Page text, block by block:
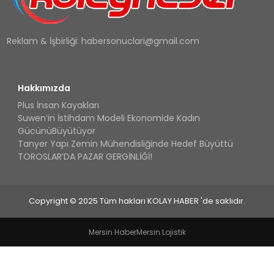
Reklam & İşbirliği: habersonuclari@gmail.com
Hakkımızda
Plus İnsan Kayakları
Suwen’in İstihdam Modeli Ekonomide Kadın
GücünüBüyütüyor
Tanyer Yapı Zemin Mühendisliğinde Hedef Büyüttü
TOROSLAR’DA PAZAR GERGİNLİĞİ!
Copyright © 2025 Tüm hakları KOLAY HABER 'de saklıdır.
Mersin HaberMersin Lojistik